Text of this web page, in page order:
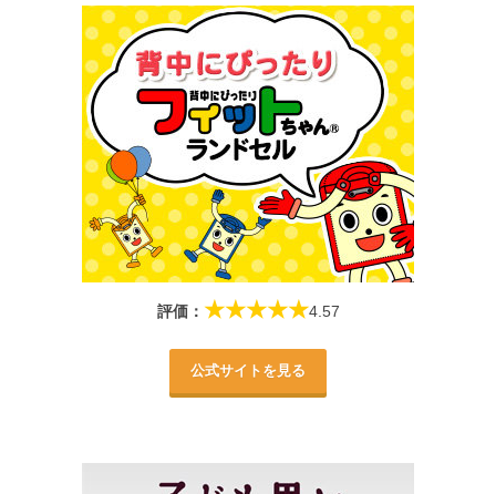
評価： ★★★★★4.57
公式サイトを見る